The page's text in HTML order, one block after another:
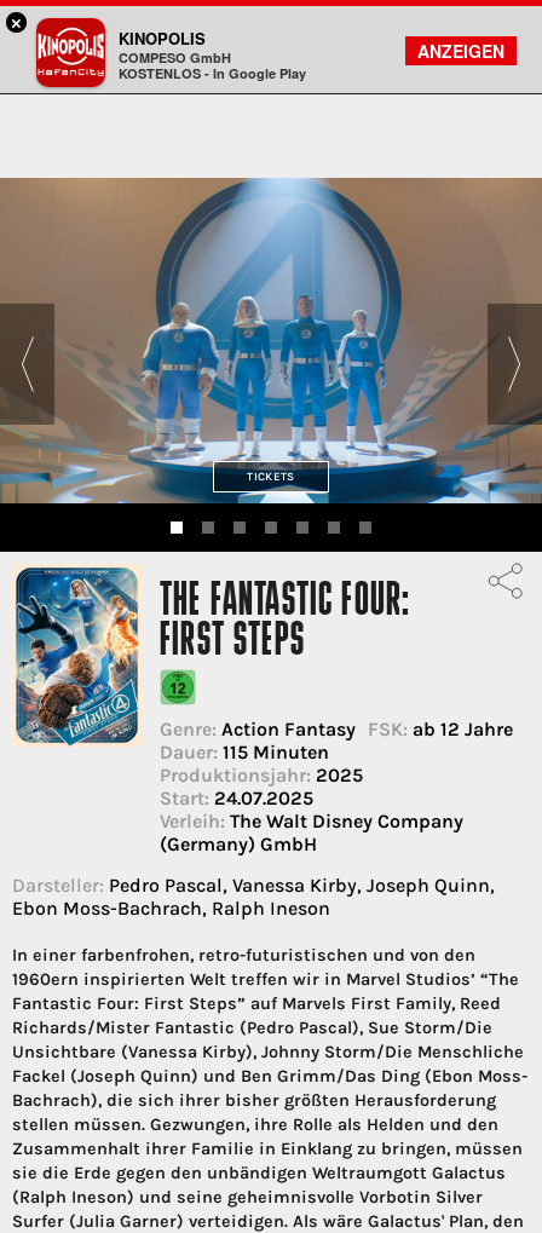
Kinopolis
FILMSUCHE
KONTO
TICKETS
THE FANTASTIC FOUR:
FIRST STEPS
Genre: Action Fantasy FSK: ab 12 Jahre
Dauer: 115 Minuten
Produktionsjahr: 2025
Start: 24.07.2025
Verleih: The Walt Disney Company
(Germany) GmbH
Darsteller: Pedro Pascal, Vanessa Kirby, Joseph Quinn,
Ebon Moss-Bachrach, Ralph Ineson
In einer farbenfrohen, retro-futuristischen und von den
1960ern inspirierten Welt treffen wir in Marvel Studios’ “The
Fantastic Four: First Steps” auf Marvels First Family, Reed
Richards/Mister Fantastic (Pedro Pascal), Sue Storm/Die
Unsichtbare (Vanessa Kirby), Johnny Storm/Die Menschliche
Fackel (Joseph Quinn) und Ben Grimm/Das Ding (Ebon Moss-
Bachrach), die sich ihrer bisher größten Herausforderung
stellen müssen. Gezwungen, ihre Rolle als Helden und den
Zusammenhalt ihrer Familie in Einklang zu bringen, müssen
sie die Erde gegen den unbändigen Weltraumgott Galactus
(Ralph Ineson) und seine geheimnisvolle Vorbotin Silver
Surfer (Julia Garner) verteidigen. Als wäre Galactus' Plan, den
×
KINOPOLIS
COMPESO GmbH
KOSTENLOS - In Google Play
ANZEIGEN